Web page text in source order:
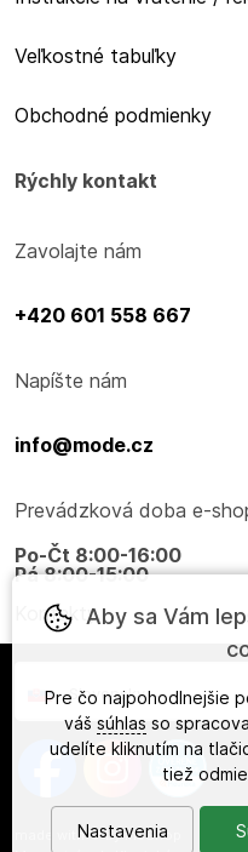
Veľkostné tabuľky
Obchodné podmienky
Rýchly kontakt
Zavolajte nám
+420 601 558 667
Napíšte nám
info@mode.cz
Prevádzková doba e-
Po-Čt 8:00-16:00
Pá 8:00-15:00
Kontakty
Slovensky
made with❤byineShop
Aby sa Vám
Pre čo najpohodlnejšie
váš súhlas so
udelíte kliknutím na
tiež
Nastavenia